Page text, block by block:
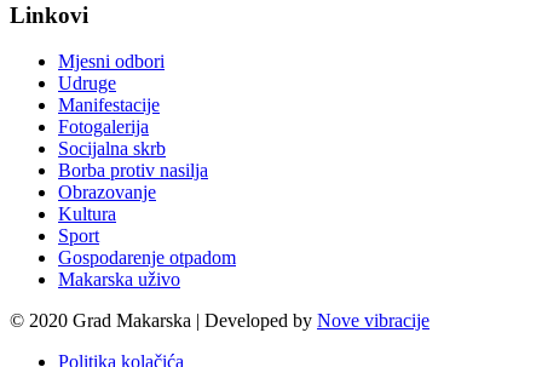
Linkovi
Mjesni odbori
Udruge
Manifestacije
Fotogalerija
Socijalna skrb
Borba protiv nasilja
Obrazovanje
Kultura
Sport
Gospodarenje otpadom
Makarska uživo
© 2020 Grad Makarska | Developed by Nove vibracije
Politika kolačića